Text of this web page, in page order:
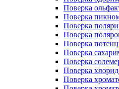
Поверка
Поверка
Поверка
Поверка
Поверка
Поверка
Поверка
Поверка
Поверка